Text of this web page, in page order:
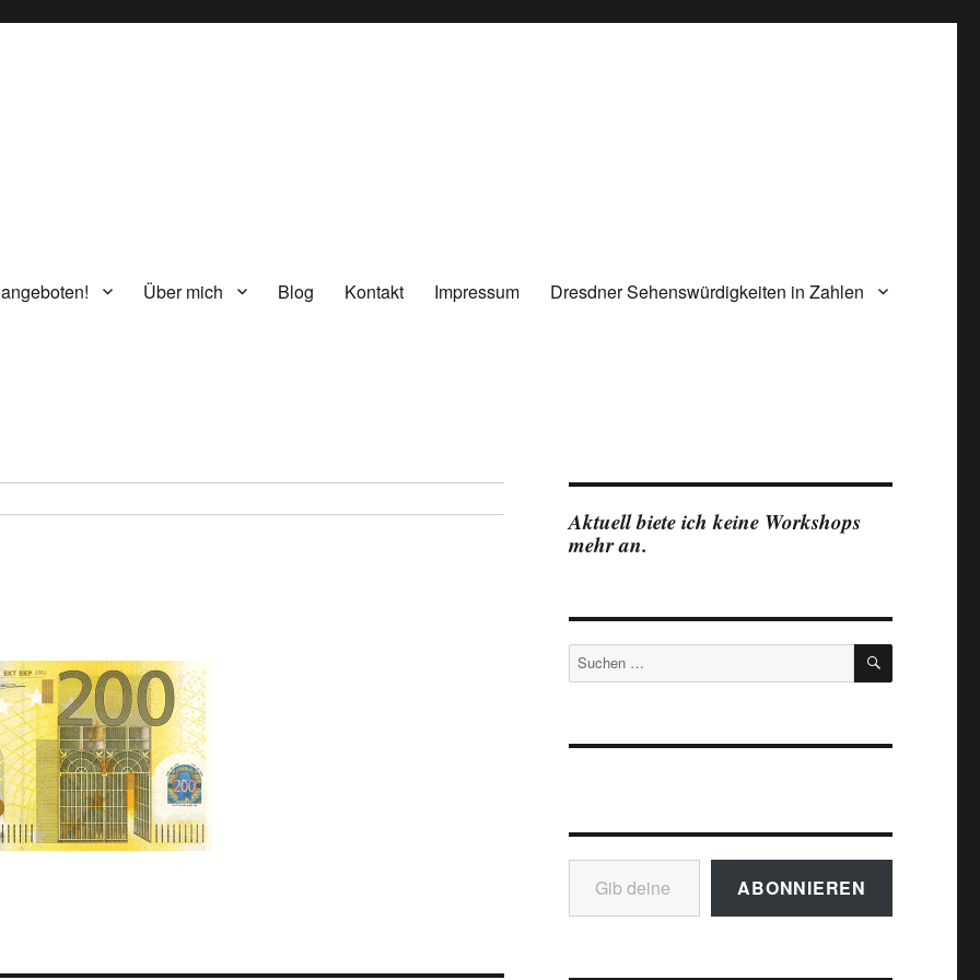
Über mich Blog Kontakt Impressum
Dresdner Sehenswürdigkeiten in Zahlen
Aktuell biete ich keine Workshops
mehr an.
Suchen
nach:
SUCHEN
Gib deine E-Mail-Adresse ein ...
ABONNIEREN